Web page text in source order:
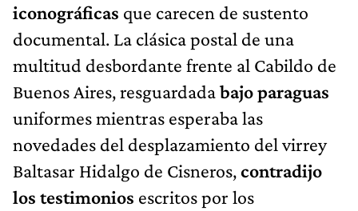
iconográficas que carecen de sustento
documental. La clásica postal de una
multitud desbordante frente al Cabildo de
Buenos Aires, resguardadabajo paraguas
uniformes mientras esperaba las
novedades del desplazamiento del virrey
Baltasar Hidalgo de Cisneros,contradijo
los testimonios escritos por los